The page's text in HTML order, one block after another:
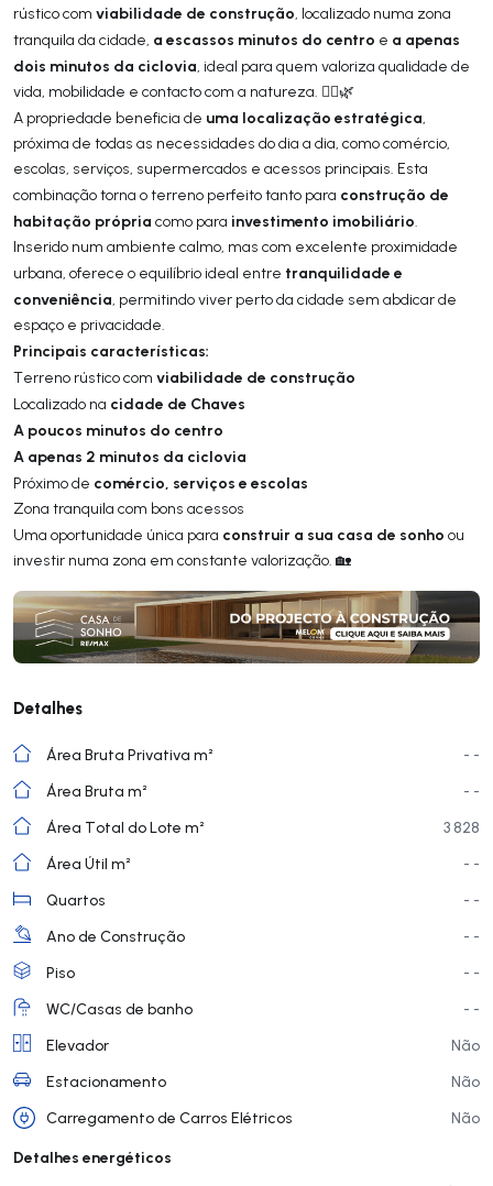
rústico com viabilidade de construção, localizado numa zona
tranquila da cidade, a escassos minutos do centro e a apenas
dois minutos da ciclovia, ideal para quem valoriza qualidade de
vida, mobilidade e contacto com a natureza. 🚴‍♂️🌿
A propriedade beneficia de uma localização estratégica,
próxima de todas as necessidades do dia a dia, como comércio,
escolas, serviços, supermercados e acessos principais. Esta
combinação torna o terreno perfeito tanto para construção de
habitação própria como para investimento imobiliário.
Inserido num ambiente calmo, mas com excelente proximidade
urbana, oferece o equilíbrio ideal entre tranquilidade e
conveniência, permitindo viver perto da cidade sem abdicar de
espaço e privacidade.
Principais características:
Terreno rústico com viabilidade de construção
Localizado na cidade de Chaves
A poucos minutos do centro
A apenas 2 minutos da ciclovia
Próximo de comércio, serviços e escolas
Zona tranquila com bons acessos
Uma oportunidade única para construir a sua casa de sonho ou
investir numa zona em constante valorização. 🏡
Detalhes
Área Bruta Privativa m²
- -
Área Bruta m²
- -
Área Total do Lote m²
3 828
Área Útil m²
- -
Quartos
- -
Ano de Construção
- -
Piso
- -
WC/Casas de banho
- -
Elevador
Não
Estacionamento
Não
Carregamento de Carros Elétricos
Não
Detalhes energéticos